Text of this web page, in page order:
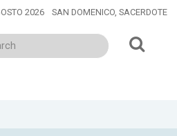
2026 SAN DOMENICO, SACERDOTE